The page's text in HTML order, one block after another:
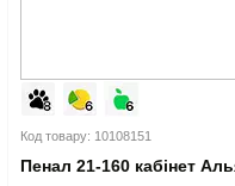
Код товару: 10108151
Пенал 21-160 кабінет